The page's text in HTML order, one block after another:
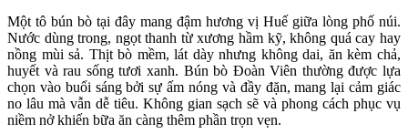
Một tô bún bò tại đây mang đậm hương vị Huế giữa lòng phố núi.
Nước dùng trong, ngọt thanh từ xương hầm kỹ, không quá cay hay
nồng mùi sả. Thịt bò mềm, lát dày nhưng không dai, ăn kèm chả,
huyết và rau sống tươi xanh. Bún bò Đoàn Viên thường được lựa
chọn vào buổi sáng bởi sự ấm nóng và đầy đặn, mang lại cảm giác
no lâu mà vẫn dễ tiêu. Không gian sạch sẽ và phong cách phục vụ
niềm nở khiến bữa ăn càng thêm phần trọn vẹn.